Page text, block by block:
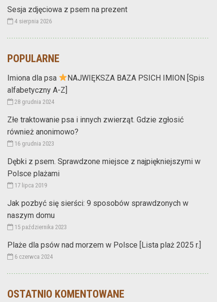
Sesja zdjęciowa z psem na prezent
4 sierpnia 2026
POPULARNE
Imiona dla psa
NAJWIĘKSZA BAZA PSICH IMION [Spis
alfabetyczny A-Z]
28 grudnia 2024
Złe traktowanie psa i innych zwierząt. Gdzie zgłosić
również anonimowo?
16 grudnia 2023
Dębki z psem. Sprawdzone miejsce z najpiękniejszymi w
Polsce plażami
17 lipca 2019
Jak pozbyć się sierści: 9 sposobów sprawdzonych w
naszym domu
15 października 2023
Plaże dla psów nad morzem w Polsce [Lista plaż 2025 r.]
6 czerwca 2024
OSTATNIO KOMENTOWANE